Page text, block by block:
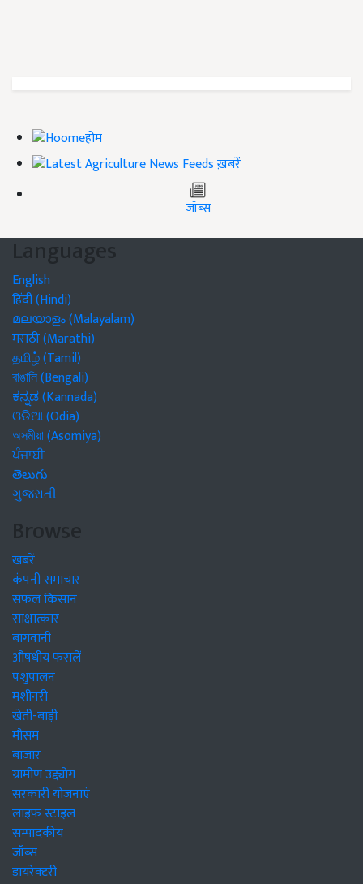
होम
ख़बरें
जॉब्स
Languages
English
हिंदी (Hindi)
മലയാളം (Malayalam)
मराठी (Marathi)
தமிழ் (Tamil)
বাঙালি (Bengali)
ಕನ್ನಡ (Kannada)
ଓଡିଆ (Odia)
অসমীয়া (Asomiya)
ਪੰਜਾਬੀ
తెలుగు
ગુજરાતી
Browse
खबरें
कंपनी समाचार
सफल किसान
साक्षात्कार
बागवानी
औषधीय फसलें
पशुपालन
मशीनरी
खेती-बाड़ी
मौसम
बाजार
ग्रामीण उद्द्योग
सरकारी योजनाएं
लाइफ स्टाइल
सम्पादकीय
जॉब्स
डायरेक्टरी